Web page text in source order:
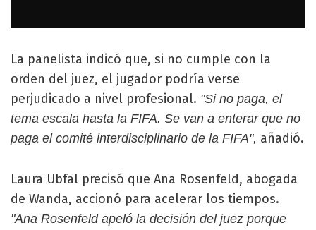
La panelista indicó que, si no cumple con la
orden del juez, el jugador podría verse
perjudicado a nivel profesional. "Si no paga, el
tema escala hasta la FIFA. Se van a enterar que no
paga el comité interdisciplinario de la FIFA", añadió.
Laura Ubfal precisó que Ana Rosenfeld, abogada
de Wanda, accionó para acelerar los tiempos.
"Ana Rosenfeld apeló la decisión del juez porque